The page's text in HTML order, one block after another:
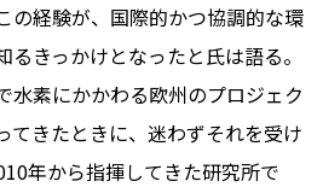
の経験が、国際的かつ協調的な環
きっかけとなったと氏は語る。
水素にかかわる欧州のプロジェク
てきたときに、迷わずそれを受け
年から指揮してきた研究所で